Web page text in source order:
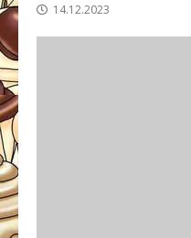
14.12.2023